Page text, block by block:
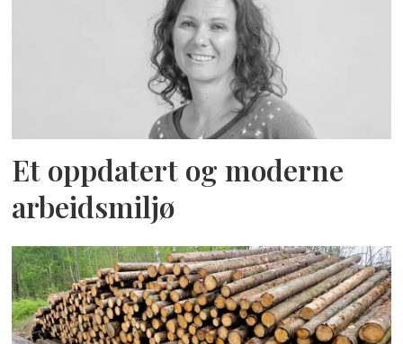
Et oppdatert og moderne
arbeidsmiljø